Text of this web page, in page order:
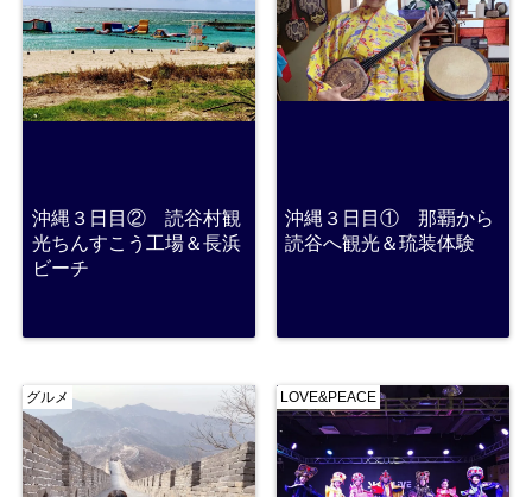
沖縄３日目② 読谷村観
光ちんすこう工場＆長浜
ビーチ
沖縄３日目① 那覇から
読谷へ観光＆琉装体験
グルメ LOVE&PEACE